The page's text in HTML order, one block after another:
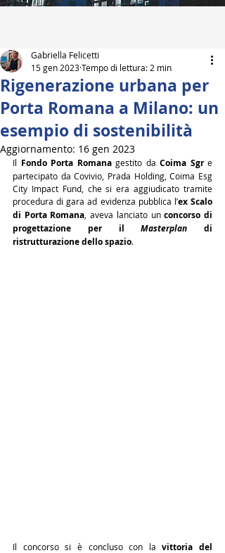
Rigenerazione urbana per
Porta Romana a Milano: un
esempio di sostenibilità
Gabriella Felicetti
15 gen 2023Tempo di lettura: 2 min
Aggiornamento: 16 gen 2023
Il Fondo Porta Romana gestito da Coima Sgr e
partecipato da Covivio, Prada Holding, Coima Esg
City Impact Fund, che si era aggiudicato tramite
procedura di gara ad evidenza pubblica l’ex Scalo
di Porta Romana , aveva lanciato un concorso di
progettazione per il Masterplan di
ristrutturazione dello spazio.
Il concorso si è concluso con la